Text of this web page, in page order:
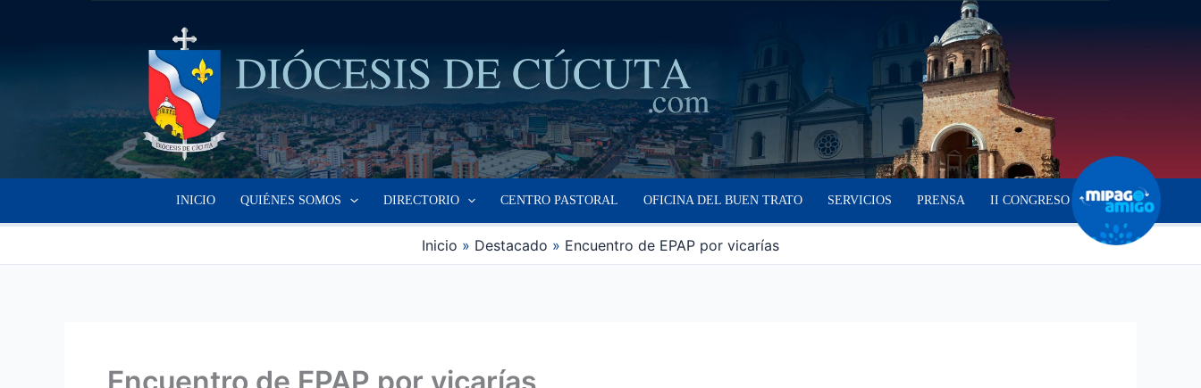
INICIO QUIÉNES SOMOS DIRECTORIO CENTRO PASTORAL OFICINA DEL BUEN TRATO SERVICIOS PRENSA II CONGRESO
Inicio Destacado Encuentro de EPAP por vicarías